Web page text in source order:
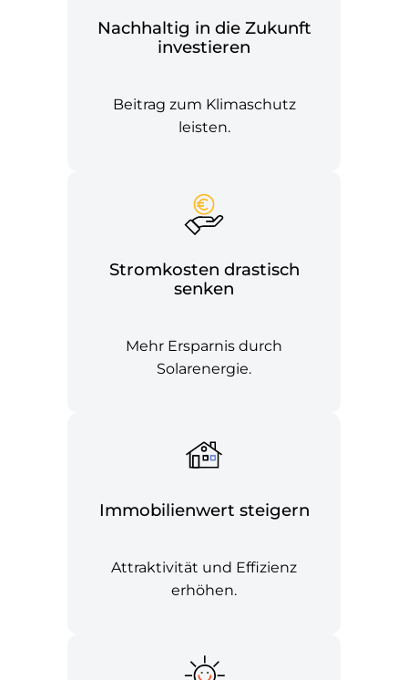
Nachhaltig in die Zukunft
investieren
Beitrag zum Klimaschutz
leisten.
Stromkosten drastisch
senken
Mehr Ersparnis durch
Solarenergie.
Immobilienwert steigern
Attraktivität und Effizienz
erhöhen.